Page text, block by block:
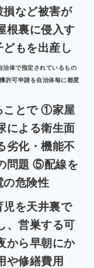
など被害が
根裏に侵入す
もを出産し
治体で指定されているもの
許可申請を自治体毎に都度
ことで ①家屋
による衛生面
劣化・機能不
問題 ⑤配線を
の危険性
を天井裏で
、営巣する可
から早朝にか
や修繕費用